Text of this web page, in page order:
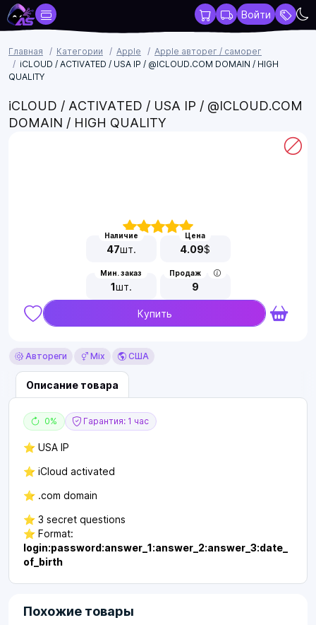
Войти
Главная Категории Apple
Apple авторег / саморег
iCLOUD / ACTIVATED / USA IP / @ICLOUD.COM DOMAIN / HIGH
QUALITY
iCLOUD / ACTIVATED / USA IP / @ICLOUD.COM
DOMAIN / HIGH QUALITY
Наличие
47шт.
Цена
4.09$
Мин. заказ
1шт.
Продаж
9
Купить
Автореги Mix США
Описание товара
0% Гарантия: 1 час
⭐ USA IP
⭐ iCloud activated
⭐ .com domain
⭐ 3 secret questions
⭐ Format:
login:password:answer_1:answer_2:answer_3:date_
of_birth
Похожие товары